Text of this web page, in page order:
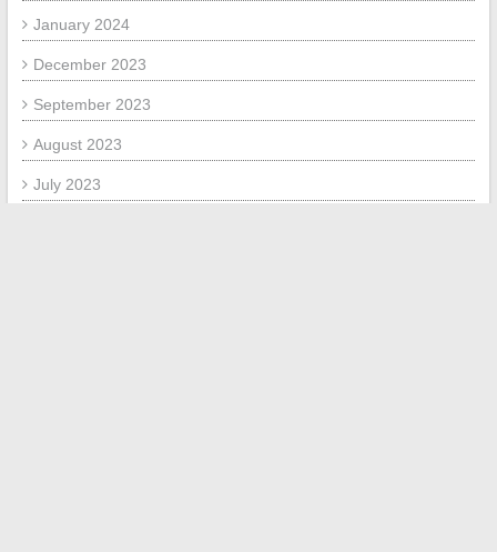
January 2024
December 2023
September 2023
August 2023
July 2023